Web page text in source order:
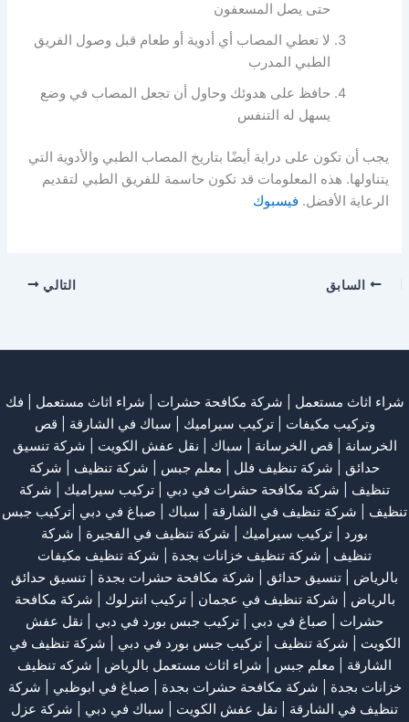
حتى يصل المسعفون
لا تعطي المصاب أي أدوية أو طعام قبل وصول الفريق
الطبي المدرب
حافظ على هدوئك وحاول أن تجعل المصاب في وضع
يسهل له التنفس
يجب أن تكون على دراية أيضًا بتاريخ المصاب الطبي والأدوية التي
يتناولها. هذه المعلومات قد تكون حاسمة للفريق الطبي لتقديم
الرعاية الأفضل. فيسبوك
السابق التالي
شراء اثاث مستعمل شركة مكافحة حشرات شراء اثاث مستعمل
فك
وتركيب مكيفات | تركيب سيراميك | سباك في الشارقة
قص
الخرسانة | قص الخرسانة | سباك نقل عفش الكويت
شركة تنسيق
حدائق
شركة تنظيف فلل معلم جبس شركة تنظيف
شركة
تنظيف
شركة مكافحة حشرات في دبي تركيب سيراميك
شركة
تنظيف
شركة تنظيف في الشارقة | سباك | صباغ في دبي |تركيب جبس
بورد | تركيب سيراميك شركة تنظيف في الفجيرة
شركة
تنظيف
شركة تنظيف خزانات بجدة
شركة تنظيف مكيفات
بالرياض
تنسيق حدائق شركة مكافحة حشرات بجدة
تنسيق حدائق
بالرياض
شركة تنظيف في عجمان | تركيب انترلوك | شركة مكافحة
حشرات
صباغ في دبي تركيب جبس بورد في دبي
نقل عفش
الكويت
شركة تنظيف |تركيب جبس بورد في دبي
شركة تنظيف في
الشارقة
معلم جبس شراء اثاث مستعمل بالرياض
شركه تنظيف
خزانات بجدة
شركة مكافحة حشرات بجدة صباغ في ابوظبي
شركة
تنظيف في الشارقة
نقل عفش الكويت | سباك في دبي | شركة عزل